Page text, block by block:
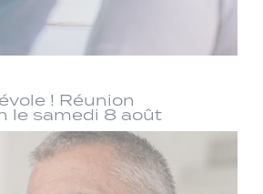
! Réunion
le samedi 8 août